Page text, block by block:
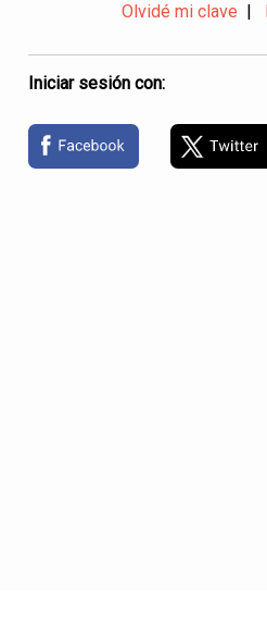
Olvidé mi clave
Iniciar sesión con: